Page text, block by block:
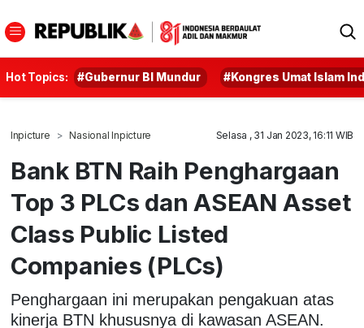
Hot Topics: #Gubernur BI Mundur #Kongres Umat Islam
Inpicture Nasional Inpicture Selasa , 31 Jan 2023, 16:11 WIB
Bank BTN Raih Penghargaan
Top 3 PLCs dan ASEAN Asset
Class Public Listed
Companies (PLCs)
Penghargaan ini merupakan pengakuan atas
kinerja BTN khususnya di kawasan ASEAN.